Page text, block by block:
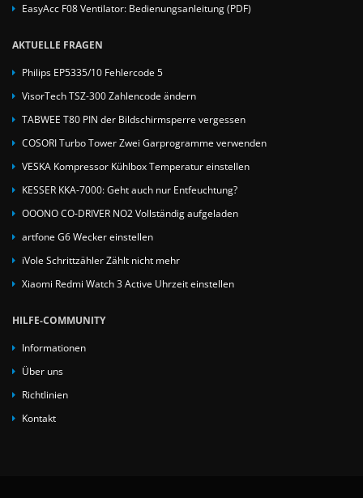
EasyAcc F08 Ventilator: Bedienungsanleitung (PDF)
AKTUELLE FRAGEN
Philips EP5335/10 Fehlercode 5
VisorTech TSZ-300 Zahlencode ändern
TABWEE T80 PIN der Bildschirmsperre vergessen
COSORI Turbo Tower Zwei Garprogramme verwenden
VESKA Kompressor Kühlbox Temperatur einstellen
KESSER KKA-7000: Geht auch nur Entfeuchtung?
OOONO CO-DRIVER NO2 Vollständig aufgeladen
artfone G6 Wecker einstellen
iVole Schrittzähler Zählt nicht mehr
Xiaomi Redmi Watch 3 Active Uhrzeit einstellen
HILFE-COMMUNITY
Informationen
Über uns
Richtlinien
Kontakt